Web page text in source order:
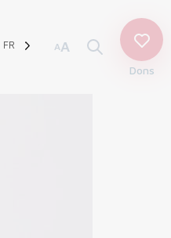
FR AA
Dons